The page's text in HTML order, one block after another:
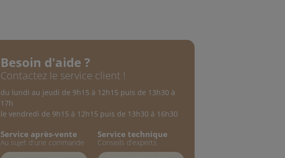
Besoin d'aide ?
Contactez le service client !
du lundi au jeudi de 9h15 à 12h15 puis de 13h30 à
17h
le vendredi de 9h15 à 12h15 puis de 13h30 à 16h30
Service après-vente
Au sujet d'une commande
Service technique
Conseils d'experts